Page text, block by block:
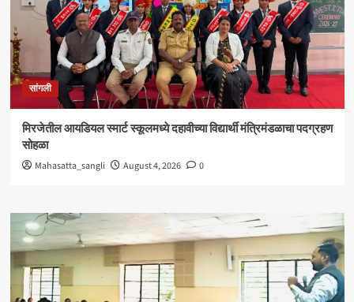
सांगली
मिरजेतील आयडियल स्मार्ट स्कूलमध्ये दहावीच्या विद्यार्थी मंत्रिमंडळाचा पदग्रहण
सोहळा
Mahasatta_sangli August 4, 2026 0